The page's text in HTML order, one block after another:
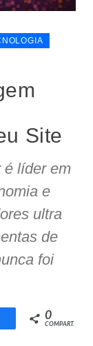
Site
é líder em
e
ultra
de
foi
Compartilhar
0
COMPART.